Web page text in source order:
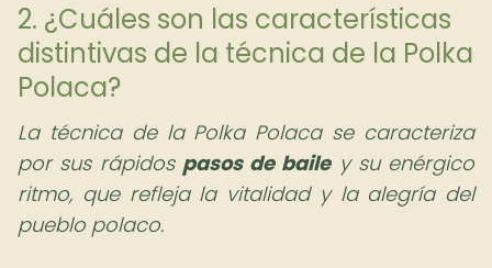
2. ¿Cuáles son las características
distintivas de la técnica de la Polka
Polaca?
La técnica de la Polka Polaca se caracteriza
por sus rápidos pasos de bailey su enérgico
ritmo, que refleja la vitalidad y la alegría del
pueblo polaco.